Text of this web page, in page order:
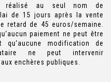
réalisé au seul nom de
de 15 jours après la vente
retard de 45 euros/semaine.
paiement ne peut être
modification de
ne peut intervenir
enchères publiques.